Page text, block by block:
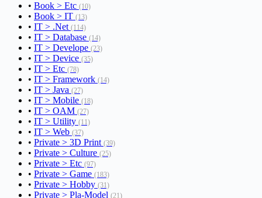
• Book > Etc (10)
• Book > IT (13)
• IT > .Net (114)
• IT > Database (14)
• IT > Develope (23)
• IT > Device (35)
• IT > Etc (78)
• IT > Framework (14)
• IT > Java (27)
• IT > Mobile (18)
• IT > OAM (27)
• IT > Utility (11)
• IT > Web (37)
• Private > 3D Print (39)
• Private > Culture (25)
• Private > Etc (97)
• Private > Game (183)
• Private > Hobby (31)
• Private > Pla-Model (21)